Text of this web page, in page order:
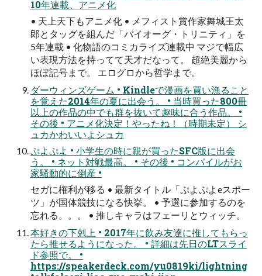
10年連載、アニメ化
• 天上天下もアニメ化 • メフィスト賞作家舞城王太
郎とタッグを組んだ「バイオーグ・トリニティ」を
5年連載 • 化物語のコミカライズ連載中 マジで幅広
い表現⽅法を持ってて天才だなって。 超絶美麗から
ほぼ記号まで。 エログロから哲学まで。
ダーウィンズゲーム • Kindleで漫画を買い漁ること
を覚えた2014年の夏に出会う。 • 当時買った800冊
以上の作品の中でも群を抜いて趣味に合う作品。 •
その後 • アニメ化決定！やったね！（時期未定） シ
ュカかわいいよシュカ
ぷよぷよ • ⼩学⽣の時に親が買ったSFC版に出会
う。 • ネット対戦最⾼。 • その後 • コンパイルがお
家騒動的に倒産 •
セガに権利が移る • 最新タイトル「ぷよぷよeスポー
ツ」が国体競技になる快挙。 • 予選に参加するのを
忘れる。。。 • 推しキャラはフェーリとウィッチ。
本好きの下剋上 • 2017年に飲み友達に推してもらっ
たら推せるようになった。 • 詳細は先⽇のLTスライ
ド参照で。 •
https://speakerdeck.com/yu0819ki/lightning